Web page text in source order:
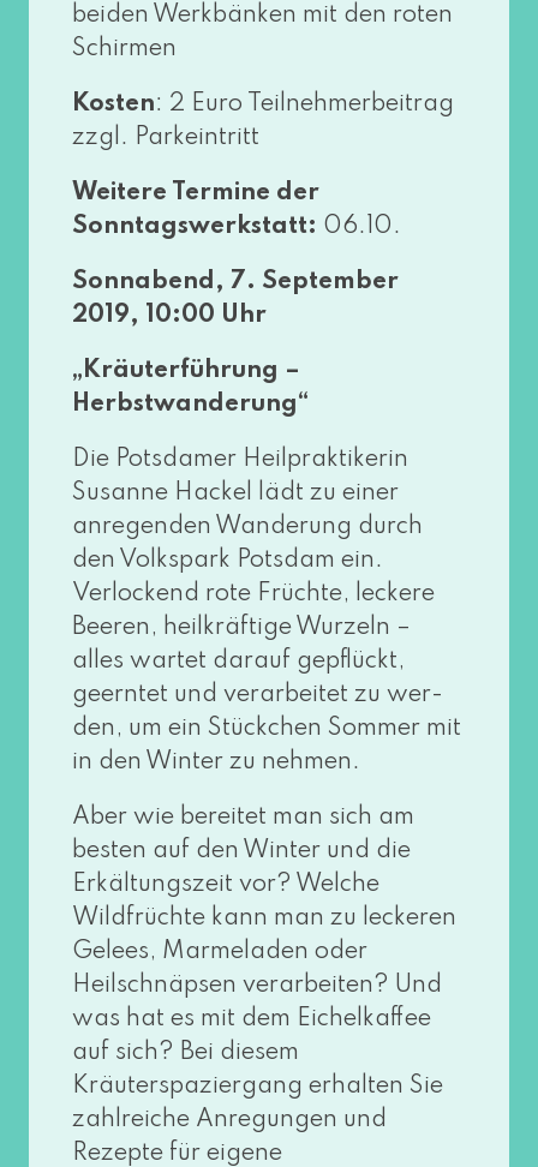
bei­den Werkbänken mit den roten
Schirmen
Kosten: 2 Euro Teilnehmerbeitrag
zzgl. Parkeintritt
Weitere Termine der
Sonntagswerkstatt: 06.10.
Sonnabend, 7. September
2019, 10:00 Uhr
„Kräuterführung –
Herbstwanderung“
Die Potsdamer Heilpraktikerin
Susanne Hackel lädt zu einer
anre­gen­den Wanderung durch
den Volkspark Potsdam ein.
Verlockend rote Früchte, lecke­re
Beeren, heil­kräf­ti­ge Wurzeln –
alles war­tet dar­auf gepflückt,
geern­tet und ver­ar­bei­tet zu wer­
den, um ein Stückchen Sommer mit
in den Winter zu nehmen.
Aber wie berei­tet man sich am
bes­ten auf den Winter und die
Erkältungszeit vor? Welche
Wildfrüchte kann man zu lecke­ren
Gelees, Marmeladen oder
Heilschnäpsen ver­ar­bei­ten? Und
was hat es mit dem Eichelkaffee
auf sich? Bei die­sem
Kräuterspaziergang erhal­ten Sie
zahl­rei­che Anregungen und
Rezepte für eige­ne